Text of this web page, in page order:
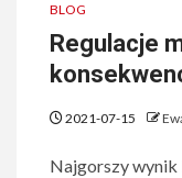
BLOG
Regulacje
2021-07-15
Najgorszy